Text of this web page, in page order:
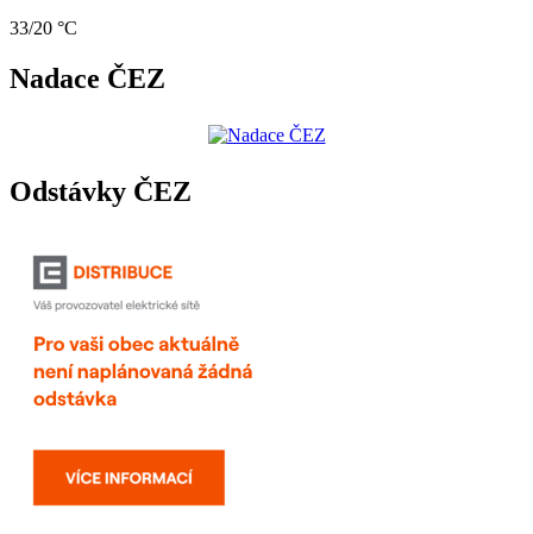
33/20 °C
Nadace ČEZ
Odstávky ČEZ